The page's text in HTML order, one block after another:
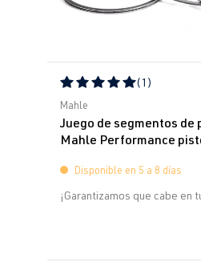
Calificación promedio de
(1)
Mahle
Juego de segmentos de
Mahle Performance
Disponible en 5 a 8 días
¡Garantizamos que cabe en